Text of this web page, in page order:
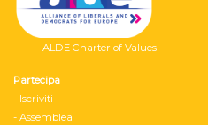
ALDE Charter of Values
Partecipa
- Iscriviti
- Assemblea